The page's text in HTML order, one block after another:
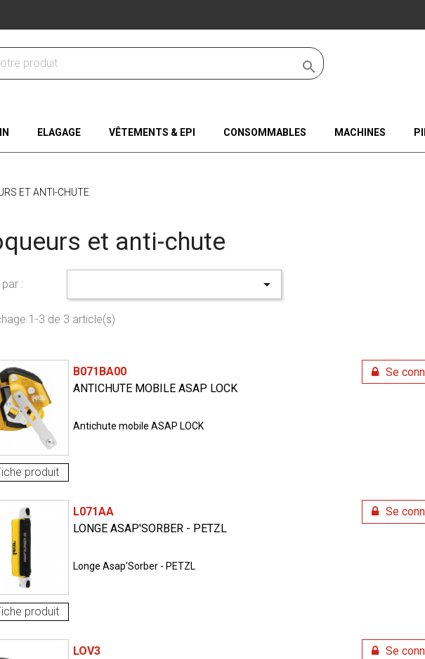

ELAGAGE VÊTEMENTS & EPI CONSOMMABLES MACHINES
ET ANTI-CHUTE
et anti-chute
: 
1-3 de 3 article(s)
produit
B071BA00
ANTICHUTE MOBILE ASAP LOCK
Antichute mobile ASAP LOCK
Se
produit
L071AA
LONGE ASAP'SORBER - PETZL
Longe Asap'Sorber - PETZL
Se
LOV3
Se